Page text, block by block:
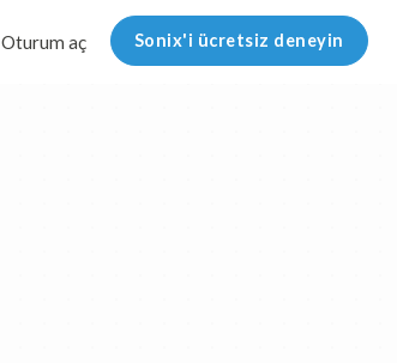
Oturum aç Sonix'i ücretsiz deneyin